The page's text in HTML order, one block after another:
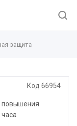
защита
Код 66954
повышения
часа